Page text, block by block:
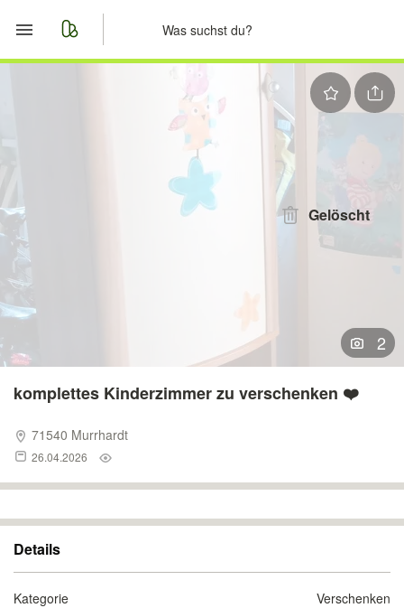
Anzeige aufgeben
Gelöscht
2
komplettes Kinderzimmer zu verschenken ❤️
71540 Murrhardt
26.04.2026
Details
Kategorie Verschenken